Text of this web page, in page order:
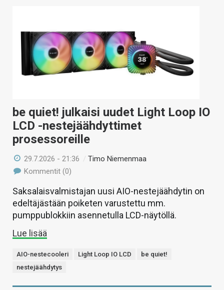
be quiet! julkaisi uudet Light Loop IO
LCD -nestejäähdyttimet
prosessoreille
29.7.2026 - 21:36 /Timo Niemenmaa
Kommentit (0)
Saksalaisvalmistajan uusi AIO-nestejäähdytin on
edeltäjästään poiketen varustettu mm.
pumppublokkiin asennetulla LCD-näytöllä.
Lue lisää
AIO-nestecooleri Light Loop IO LCD
be quiet!
nestejäähdytys